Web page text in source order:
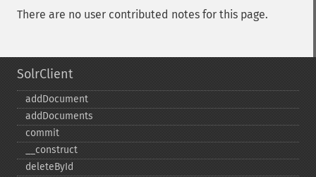
There are no user contributed notes for this page.
SolrClient
addDocument
addDocuments
commit
_​_​construct
deleteById